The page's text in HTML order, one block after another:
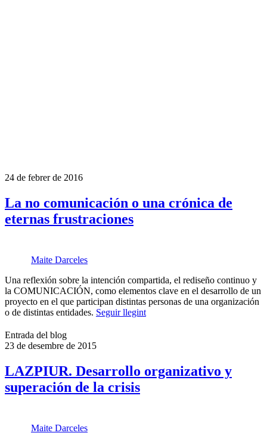
24 de febrer de 2016
La no comunicación o una crónica de
eternas frustraciones
Maite Darceles
Una reflexión sobre la intención compartida, el rediseño continuo y
la COMUNICACIÓN, como elementos clave en el desarrollo de un
proyecto en el que participan distintas personas de una organización
o de distintas entidades. Seguir llegint
Entrada del blog
23 de desembre de 2015
LAZPIUR. Desarrollo organizativo y
superación de la crisis
Maite Darceles